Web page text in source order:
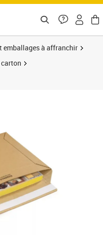
emballages à affranchir